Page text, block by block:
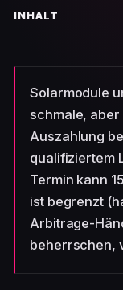
INHALT
Solarmodule
schmale,
Auszahlung
qualifiziertem
Termin kann
ist begrenzt
Arbitrage-
beherrschen,